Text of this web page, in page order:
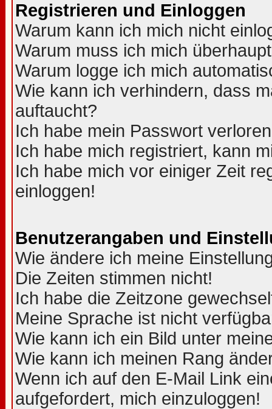
Registrieren und Einloggen
Warum kann ich mich nicht
Warum muss ich mich
Warum logge ich mich
Wie kann ich verhindern, dass
auftaucht?
Ich habe mein Passwort
Ich habe mich registriert, kann
Ich habe mich vor einiger Zeit
einloggen!
Benutzerangaben und
Wie ändere ich meine
Die Zeiten stimmen nicht!
Ich habe die Zeitzone
Meine Sprache ist nicht
Wie kann ich ein Bild unter
Wie kann ich meinen Rang
Wenn ich auf den E-Mail Link
aufgefordert, mich einzuloggen!